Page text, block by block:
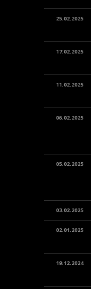
25.02.2025
17.02.2025
11.02.2025
06.02.2025
05.02.2025
03.02.2025
02.01.2025
19.12.2024